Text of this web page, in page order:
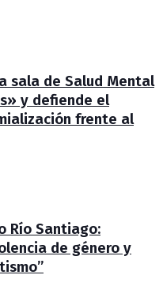
sala de Salud Mental
y defiende el
frente al
Río Santiago:
de género y